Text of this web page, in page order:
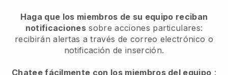
Haga que los miembros de su equipo reciban
notificaciones sobre acciones particulares:
recibirán alertas a través de correo electrónico o
notificación de inserción.
Chatee fácilmente con los miembros del equipo :